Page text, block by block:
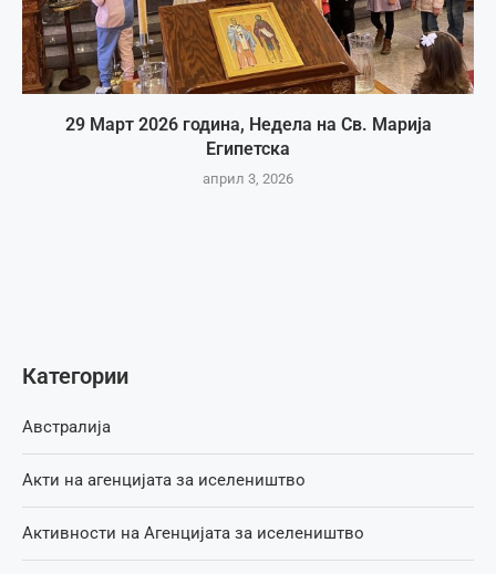
29 Март 2026 година, Недела на Св. Марија
Египетска
април 3, 2026
Категории
Австралија
Акти на агенцијата за иселеништво
Активности на Агенцијата за иселеништво